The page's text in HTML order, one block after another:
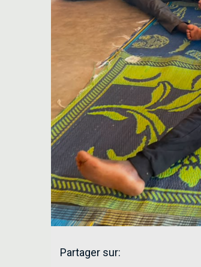
Partager sur: